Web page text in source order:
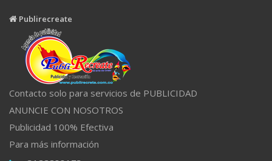
Publirecreate
Contacto solo para servicios de PUBLICIDAD
ANUNCIE CON NOSOTROS
Publicidad 100% Efectiva
Para más información